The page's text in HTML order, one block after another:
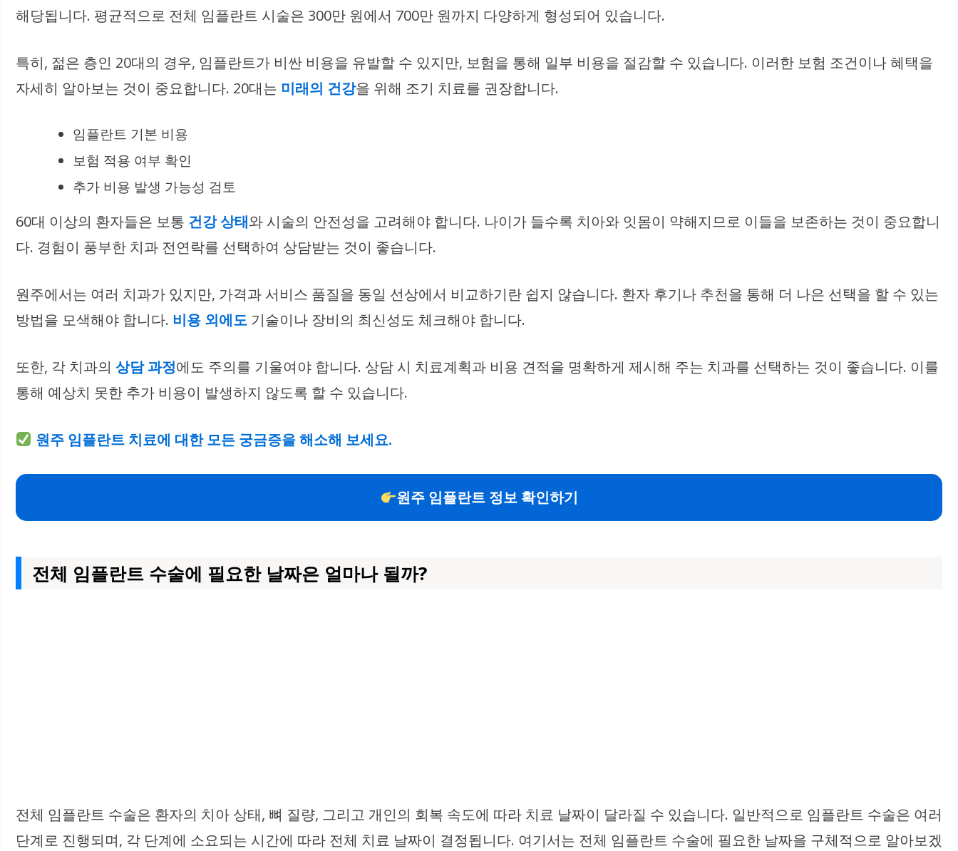
해당됩니다. 평균적으로 전체 임플란트 시술은 300만 원에서 700만 원까지 다양하게 형성되어 있습니다.
특히, 젊은 층인 20대의 경우, 임플란트가 비싼 비용을 유발할 수 있지만, 보험을 통해 일부 비용을 절감할 수 있습니다. 이러한 보험 조건이나 혜택을
자세히 알아보는 것이 중요합니다. 20대는 미래의 건강을 위해 조기 치료를 권장합니다.
임플란트 기본 비용
보험 적용 여부 확인
추가 비용 발생 가능성 검토
60대 이상의 환자들은 보통 건강 상태와 시술의 안전성을 고려해야 합니다. 나이가 들수록 치아와 잇몸이 약해지므로 이들을 보존하는 것이 중요합니
다. 경험이 풍부한 치과 전연락를 선택하여 상담받는 것이 좋습니다.
원주에서는 여러 치과가 있지만, 가격과 서비스 품질을 동일 선상에서 비교하기란 쉽지 않습니다. 환자 후기나 추천을 통해 더 나은 선택을 할 수 있는
방법을 모색해야 합니다. 비용 외에도 기술이나 장비의 최신성도 체크해야 합니다.
또한, 각 치과의 상담 과정에도 주의를 기울여야 합니다. 상담 시 치료계획과 비용 견적을 명확하게 제시해 주는 치과를 선택하는 것이 좋습니다. 이를
통해 예상치 못한 추가 비용이 발생하지 않도록 할 수 있습니다.
원주 임플란트 치료에 대한 모든 궁금증을 해소해 보세요.
원주 임플란트 정보 확인하기
전체 임플란트 수술에 필요한 날짜은 얼마나 될까?
전체 임플란트 수술은 환자의 치아 상태, 뼈 질량, 그리고 개인의 회복 속도에 따라 치료 날짜이 달라질 수 있습니다. 일반적으로 임플란트 수술은 여러
단계로 진행되며, 각 단계에 소요되는 시간에 따라 전체 치료 날짜이 결정됩니다. 여기서는 전체 임플란트 수술에 필요한 날짜을 구체적으로 알아보겠